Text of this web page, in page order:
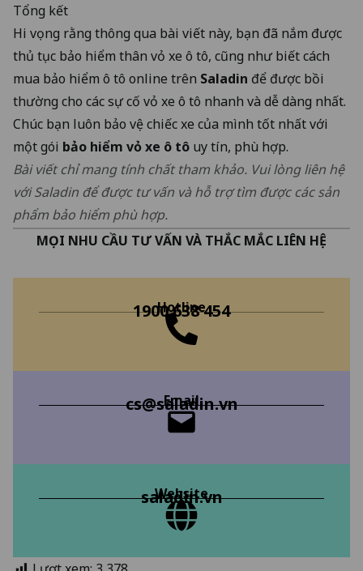
Tổng kết
Hi vọng rằng thông qua bài viết này, bạn đã nắm được
thủ tục bảo hiểm thân vỏ xe ô tô, cũng như biết cách
mua bảo hiểm ô tô online trên Saladin để được bồi
thường cho các sự cố vỏ xe ô tô nhanh và dễ dàng nhất.
Chúc bạn luôn bảo vệ chiếc xe của mình tốt nhất với
một gói bảo hiểm vỏ xe ô tô uy tín, phù hợp.
Bài viết chỉ mang tính chất tham khảo. Vui lòng liên hệ
với Saladin để được tư vấn và hỗ trợ tìm được các sản
phẩm bảo hiểm phù hợp.
MỌI NHU CẦU TƯ VẤN VÀ THẮC MẮC LIÊN HỆ
Hotline
1900 638 454
Email
cs@saladin.vn
Website
saladin.vn